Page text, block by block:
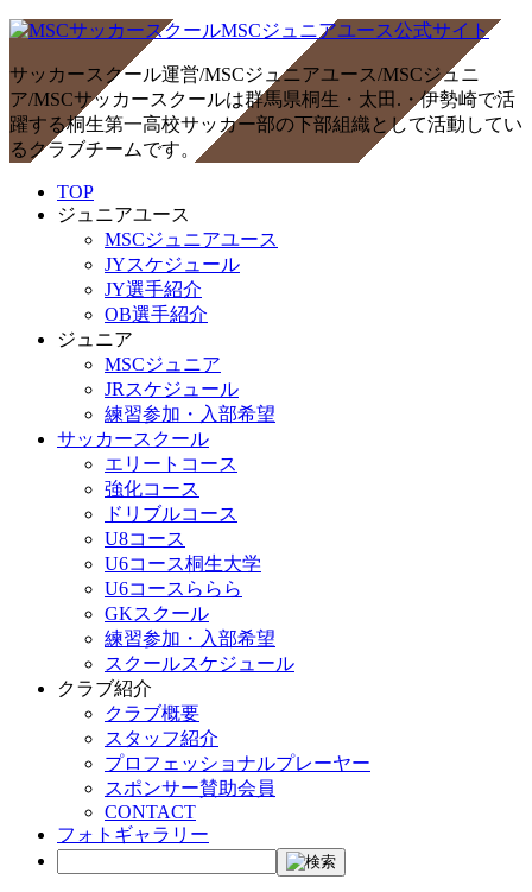
サッカースクール運営/MSCジュニアユース/MSCジュニ
ア/MSCサッカースクールは群馬県桐生・太田.・伊勢崎で活
躍する桐生第一高校サッカー部の下部組織として活動してい
るクラブチームです。
TOP
ジュニアユース
MSCジュニアユース
JYスケジュール
JY選手紹介
OB選手紹介
ジュニア
MSCジュニア
JRスケジュール
練習参加・入部希望
サッカースクール
エリートコース
強化コース
ドリブルコース
U8コース
U6コース桐生大学
U6コースららら
GKスクール
練習参加・入部希望
スクールスケジュール
クラブ紹介
クラブ概要
スタッフ紹介
プロフェッショナルプレーヤー
スポンサー賛助会員
CONTACT
フォトギャラリー